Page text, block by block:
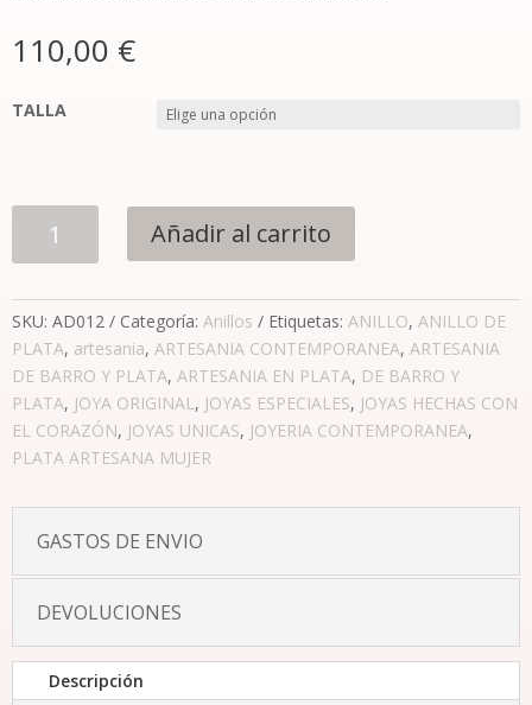
110,00 €
TALLA
contemporáneo
Añadir al carrito
SKU: AD012 Categoría: Anillos Etiquetas: ANILLO, ANILLO DE
PLATA, artesania, ARTESANIA CONTEMPORANEA, ARTESANIA
DE BARRO Y PLATA, ARTESANIA EN PLATA, DE BARRO Y
PLATA, JOYA ORIGINAL, JOYAS ESPECIALES, JOYAS HECHAS CON
EL CORAZÓN, JOYAS UNICAS, JOYERIA CONTEMPORANEA,
PLATA ARTESANA MUJER
GASTOS DE ENVIO
DEVOLUCIONES
Descripción